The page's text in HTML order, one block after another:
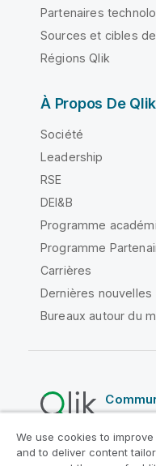
Partenaires
Sources et cibles
Régions Qlik
À Propos De Qlik
Société
Leadership
RSE
DEI&B
Programme
Programme
Carrières
Dernières nouvelles
Bureaux autour du
Contrats juridiques
We use cookies to
and to deliver content